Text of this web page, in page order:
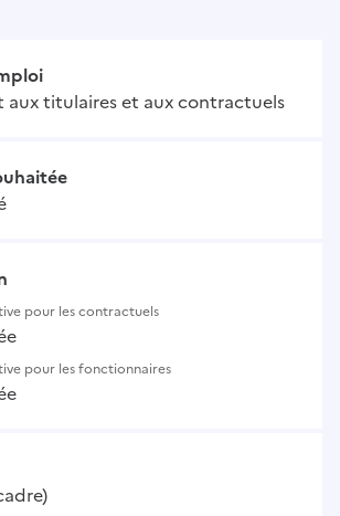
aux titulaires et aux contractuels
pour les contractuels
pour les fonctionnaires